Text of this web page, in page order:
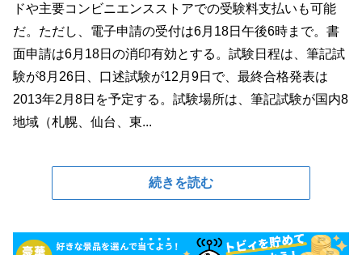
ドや主要コンビニエンスストアでの受験料支払いも可能
だ。ただし、電子申請の受付は6月18日午後6時まで。書
面申請は6月18日の消印有効とする。試験日程は、筆記試
験が8月26日、口述試験が12月9日で、最終合格発表は
2013年2月8日を予定する。試験場所は、筆記試験が国内8
地域（札幌、仙台、東...
続きを読む